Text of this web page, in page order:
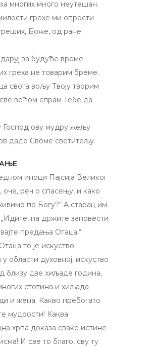
многих много неутешан.
грехе ми опрости
Боже, од ране
за будуће време
греха не товарим бреме.
свога вољу Твоју творим
већом спрам Тебе да
Господ ову мудру жељу
даде Своме светитељу.
иноци Пајсија Великог
оче, реч o спасењу, и како
по Богу?“ A старац им
па држите заповести
предања Отаца.“
то је искуство
области духовној, искуство
близу две хиљаде година,
стотина и хиљада
и жена. Какво пребогато
мудрости! Каква
хрпа доказа сваке истине
И све то благо, сву ту